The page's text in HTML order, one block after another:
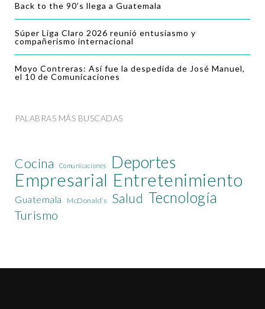
Back to the 90’s llega a Guatemala
Súper Liga Claro 2026 reunió entusiasmo y
compañerismo internacional
Moyo Contreras: Así fue la despedida de José Manuel,
el 10 de Comunicaciones
PALABRAS MÁS BUSCADAS
Cocina Comunicaciones Deportes
Empresarial Entretenimiento
Guatemala McDonald’s Salud Tecnología
Turismo